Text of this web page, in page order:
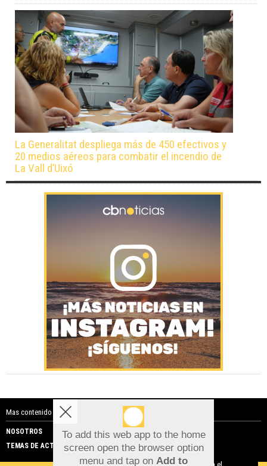
La Generalitat despliega más de 450 efectivos y
20 medios aéreos para combatir el incendio de
La Vall d’Uixó
Mas contenido de Costa Blanca Noticias:
NOSOTROS
PUBLICIDAD
TEMAS DE ACTUALIDAD
To add this web app to the home
screen open the browser option
menu and tap on Add to
Aviso sobre el Uso de cookies: